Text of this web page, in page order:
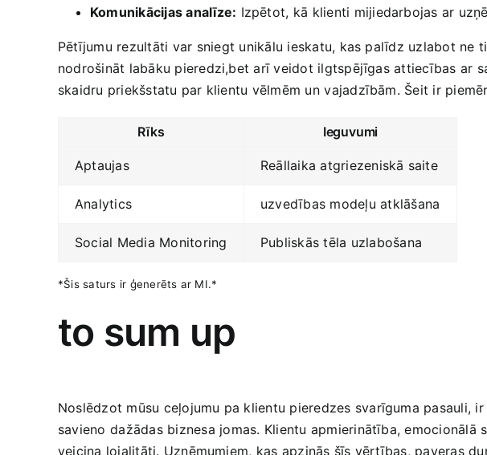
Komunikācijas analīze: Izpētot,‍ kā⁤ klienti ‌mijiedarbojas ar
Pētījumu rezultāti var ⁣sniegt unikālu ieskatu, kas palīdz uzlabot ne
nodrošināt labāku pieredzi,bet arī veidot ilgtspējīgas attiecības ar
skaidru priekšstatu par klientu vēlmēm un⁢ vajadzībām. Šeit ir
Rīks Ieguvumi
Aptaujas Reāllaika atgriezeniskā saite
Analytics uzvedības modeļu atklāšana
Social Media Monitoring Publiskās tēla uzlabošana
*Šis saturs ir ģenerēts ar MI.*
to sum up
Noslēdzot mūsu ceļojumu pa klientu pieredzes svarīguma ​pasauli,
savieno ⁢dažādas biznesa⁤ jomas. Klientu apmierinātība,
veicina lojalitāti. Uzņēmumiem, ⁤kas apzinās šīs vērtības, paveras